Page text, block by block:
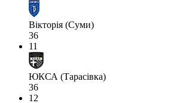
Вікторія (Суми)
36
11
ЮКСА (Тарасівка)
36
12